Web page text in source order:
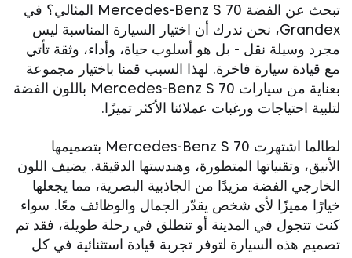
تبحث عن الفضة Mercedes-Benz S 70 المثالي؟ في
Grandex، نحن ندرك أن اختيار السيارة المناسبة ليس
مجرد وسيلة نقل - بل هو أسلوب حياة، وأداء، وثقة تأتي
مع قيادة سيارة فاخرة. لهذا السبب قمنا باختيار مجموعة
بعناية من سيارات Mercedes-Benz S 70 باللون الفضة
لتلبية احتياجات ورغبات عملائنا الأكثر تميزًا.
لطالما اشتهرت Mercedes-Benz S 70 بتصميمها
الأنيق، وتقنياتها المتطورة، وهندستها الدقيقة. يضيف اللون
الخارجي الفضة مزيدًا من الجاذبية البصرية، مما يجعلها
خيارًا مميزًا لأي شخص يقدّر الجمال والوظائف معًا. سواء
كنت تتجول في المدينة أو تنطلق في رحلة طويلة، فقد تم
تصميم هذه السيارة لتوفر تجربة قيادة استثنائية في كل